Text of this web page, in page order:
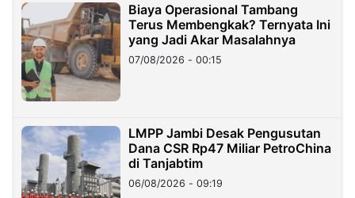
Biaya Operasional Tambang
Terus Membengkak? Ternyata Ini
yang Jadi Akar Masalahnya
07/08/2026 - 00:15
LMPP Jambi Desak Pengusutan
Dana CSR Rp47 Miliar PetroChina
di Tanjabtim
06/08/2026 - 09:19